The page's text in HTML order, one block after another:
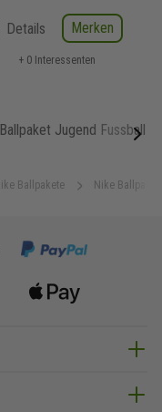
Ballpakete Nike
Details Merken
+ 0 Interessenten
Jugend Fussball